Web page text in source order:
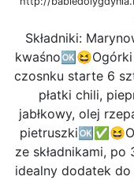
Składniki:
czosnku starte 6
płatki chili,
jabłkowy, olej
ze składnikami,
idealny dodatek do